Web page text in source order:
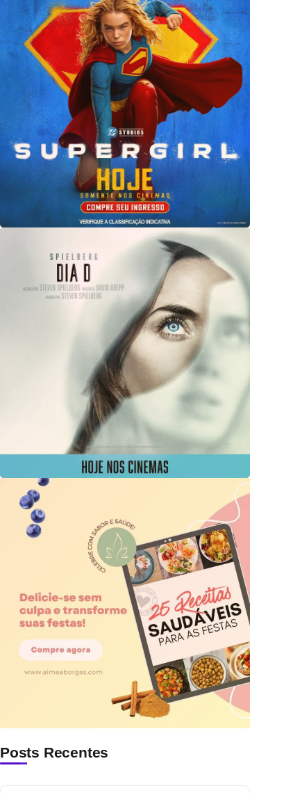
Posts Recentes